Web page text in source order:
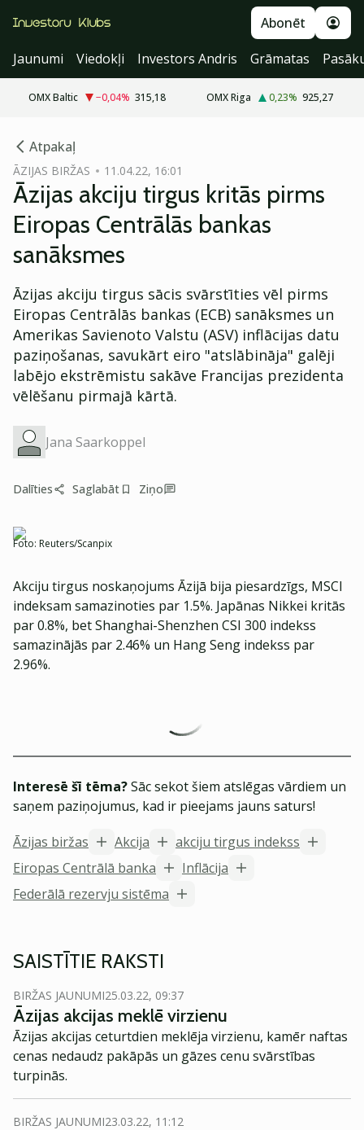
Abonēt
Jaunumi
Viedokļi Investors Andris Grāmatas
OMX Baltic −0,04% 315,18 OMX Riga 0,23% 925,27
Atpakaļ
ĀZIJAS BIRŽAS 11.04.22, 16:01
Āzijas akciju tirgus kritās pirms
Eiropas Centrālās bankas
sanāksmes
Āzijas akciju tirgus sācis svārstīties vēl pirms
Eiropas Centrālās bankas (ECB) sanāksmes un
Amerikas Savienoto Valstu (ASV) inflācijas datu
paziņošanas, savukārt eiro "atslābināja" galēji
labējo ekstrēmistu sakāve Francijas prezidenta
vēlēšanu pirmajā kārtā.
Jana Saarkoppel
Dalīties Saglabāt Ziņo
Foto: Reuters/Scanpix
Akciju tirgus noskaņojums Āzijā bija piesardzīgs, MSCI
indeksam samazinoties par 1.5%. Japānas Nikkei kritās
par 0.8%, bet Shanghai-Shenzhen CSI 300 indekss
samazinājās par 2.46% un Hang Seng indekss par
2.96%.
Interesē šī tēma?Sāc sekot šiem atslēgas vārdiem un
saņem paziņojumus, kad ir pieejams jauns saturs!
Āzijas biržas
Akcija
akciju tirgus indekss
Eiropas Centrālā banka
Inflācija
Federālā rezervju sistēma
SAISTĪTIE RAKSTI
BIRŽAS JAUNUMI25.03.22, 09:37
Āzijas akcijas meklē virzienu
Āzijas akcijas ceturtdien meklēja virzienu, kamēr naftas
cenas nedaudz pakāpās un gāzes cenu svārstības
turpinās.
BIRŽAS JAUNUMI23.03.22, 11:12